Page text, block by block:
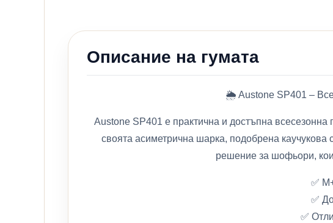
Описание на гумата
🌦️ Austone SP401 –
Austone SP401 е практична и достъпна
своята асиметрична шарка, подобрена
решение за шофьори,
✅
✅
✅